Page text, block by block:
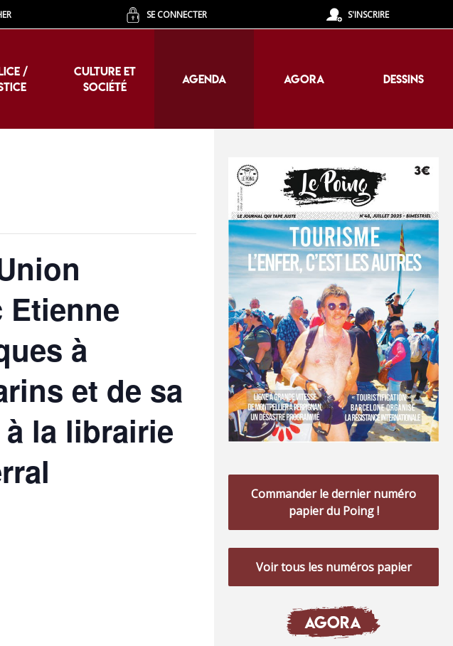
SE CONNECTER S'INSCRIRE
/
CULTURE ET
SOCIÉTÉ
AGENDA AGORA DESSINS
/
CULTURE ET
SOCIÉTÉ
AGENDA AGORA DESSINS
Etienne
à
et de sa
la librairie
Commander le dernier numéro
papier du Poing !
Voir tous les numéros papier
AGORA